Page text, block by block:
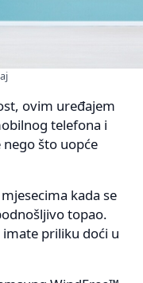
ovim uređajem
telefona i
što uopće
kada se
topao.
imate priliku doći u